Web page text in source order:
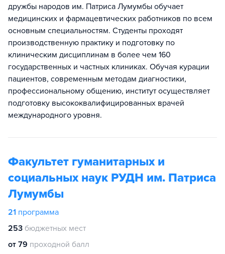
дружбы народов им. Патриса Лумумбы обучает
медицинских и фармацевтических работников по всем
основным специальностям. Студенты проходят
производственную практику и подготовку по
клиническим дисциплинам в более чем 160
государственных и частных клиниках. Обучая курации
пациентов, современным методам диагностики,
профессиональному общению, институт осуществляет
подготовку высококвалифицированных врачей
международного уровня.
Факультет гуманитарных и
социальных наук РУДН им. Патриса
Лумумбы
21 программа
253 бюджетных мест
от 79 проходной балл